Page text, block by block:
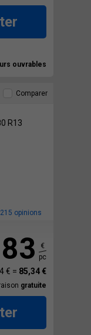
ouvrables
R13
215 opinions
Comparer
83
€
pc
€ = 85,34 €
gratuite